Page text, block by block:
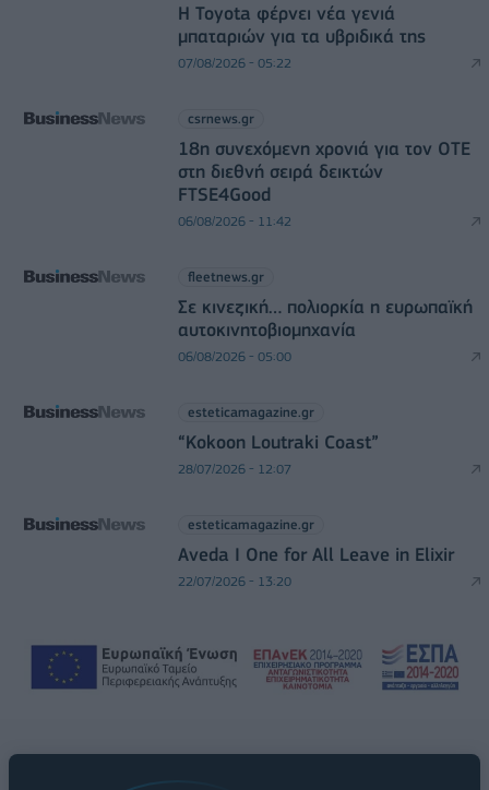
Η Toyota φέρνει νέα γενιά
μπαταριών για τα υβριδικά της
07/08/2026 - 05:22
csrnews.gr
18η συνεχόμενη χρονιά για τον ΟΤΕ
στη διεθνή σειρά δεικτών
FTSE4Good
06/08/2026 - 11:42
fleetnews.gr
Σε κινεζική… πολιορκία η ευρωπαϊκή
αυτοκινητοβιομηχανία
06/08/2026 - 05:00
esteticamagazine.gr
“Kokoon Loutraki Coast”
28/07/2026 - 12:07
esteticamagazine.gr
Aveda I One for All Leave in Elixir
22/07/2026 - 13:20